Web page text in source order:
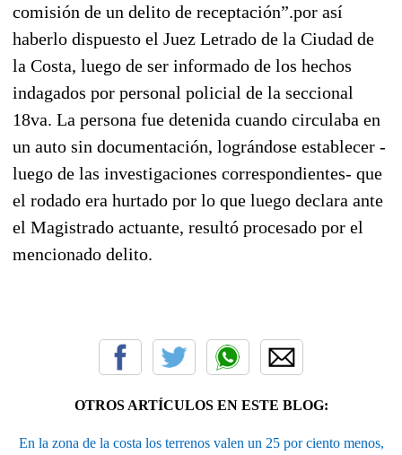
comisión de un delito de receptación”.por así
haberlo dispuesto el Juez Letrado de la Ciudad de
la Costa, luego de ser informado de los hechos
indagados por personal policial de la seccional
18va. La persona fue detenida cuando circulaba en
un auto sin documentación, lográndose establecer -
luego de las investigaciones correspondientes- que
el rodado era hurtado por lo que luego declara ante
el Magistrado actuante, resultó procesado por el
mencionado delito.
OTROS ARTÍCULOS EN ESTE BLOG:
En la zona de la costa los terrenos valen un 25 por ciento menos,